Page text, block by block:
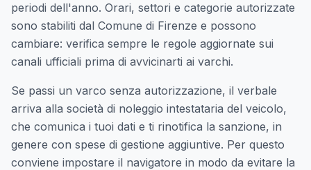
periodi dell'anno. Orari, settori e categorie autorizzate
sono stabiliti dal Comune di Firenze e possono
cambiare: verifica sempre le regole aggiornate sui
canali ufficiali prima di avvicinarti ai varchi.
Se passi un varco senza autorizzazione, il verbale
arriva alla società di noleggio intestataria del veicolo,
che comunica i tuoi dati e ti rinotifica la sanzione, in
genere con spese di gestione aggiuntive. Per questo
conviene impostare il navigatore in modo da evitare la